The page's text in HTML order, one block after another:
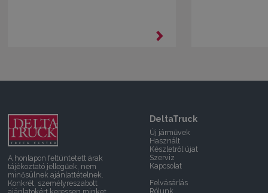
A honlapon feltüntetett árak
tájékoztató jellegűek, nem
minősülnek ajánlattételnek.
Konkrét, személyreszabott
DeltaTruck
Új járművek
Használt
Készletről újat
Szerviz
Kapcsolat
Felvásárlás
Rólunk